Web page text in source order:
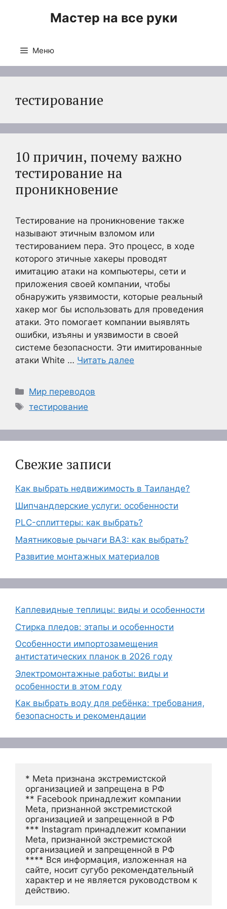
Мастер на все руки
Меню
тестирование
10 причин, почему важно
тестирование на
проникновение
Тестирование на проникновение также
называют этичным взломом или
тестированием пера. Это процесс, в ходе
которого этичные хакеры проводят
имитацию атаки на компьютеры, сети и
приложения своей компании, чтобы
обнаружить уязвимости, которые реальный
хакер мог бы использовать для проведения
атаки. Это помогает компании выявлять
ошибки, изъяны и уязвимости в своей
системе безопасности. Эти имитированные
атаки White … Читать далее
Рубрики
Мир переводов
Метки
тестирование
Свежие записи
Как выбрать недвижимость в Таиланде?
Шипчандлерские услуги: особенности
PLC-сплиттеры: как выбрать?
Маятниковые рычаги ВАЗ: как выбрать?
Развитие монтажных материалов
Каплевидные теплицы: виды и особенности
Стирка пледов: этапы и особенности
Особенности импортозамещения
антистатических планок в 2026 году
Электромонтажные работы: виды и
особенности в этом году
Как выбрать воду для ребёнка: требования,
безопасность и рекомендации
* Meta признана экстремистской
организацией и запрещена в РФ
** Facebook принадлежит компании
Meta, признанной экстремистской
организацией и запрещенной в РФ
*** Instagram принадлежит компании
Meta, признанной экстремистской
организацией и запрещенной в РФ
**** Вся информация, изложенная на
сайте, носит сугубо рекомендательный
характер и не является руководством к
действию.